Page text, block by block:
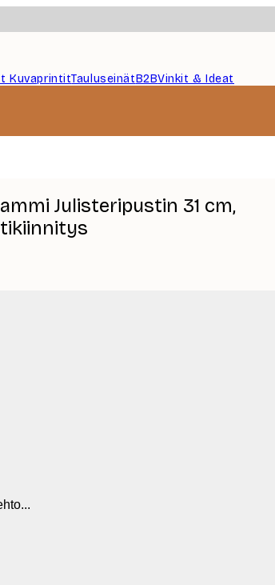
KuvaprintitTauluseinätB2BVinkit & Ideat
Julisteripustin 31 cm,